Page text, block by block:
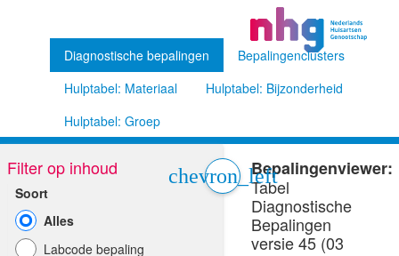
Diagnostische bepalingen
Bepalingenclusters
Hulptabel: Materiaal
Hulptabel: Bijzonderheid
Hulptabel: Groep
chevron_left
Filter op inhoud
Soort
Alles
Labcode bepaling
Bepalingenviewer:
Tabel
Diagnostische
Bepalingen
versie 45 (03